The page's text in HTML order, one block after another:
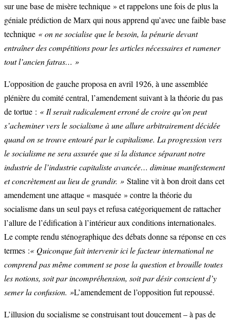
sur une base de misère technique » et rappelons une fois de plus la
géniale prédiction de Marx qui nous apprend qu’avec une faible base
technique « on ne socialise que le besoin, la pénurie devant
entraîner des compétitions pour les articles nécessaires et ramener
tout l’ancien fatras… »
L’opposition de gauche proposa en avril 1926, à une assemblée
plénière du comité central, l’amendement suivant à la théorie du pas
de tortue : « Il serait radicalement erroné de croire qu’on peut
s’acheminer vers le socialisme à une allure arbitrairement décidée
quand on se trouve entouré par le capitalisme. La progression vers
le socialisme ne sera assurée que si la distance séparant notre
industrie de l’industrie capitaliste avancée… diminue manifestement
et concrètement au lieu de grandir. » Staline vit à bon droit dans cet
amendement une attaque « masquée » contre la théorie du
socialisme dans un seul pays et refusa catégoriquement de rattacher
l’allure de l’édification à l’intérieur aux conditions internationales.
Le compte rendu sténographique des débats donne sa réponse en ces
termes :« Quiconque fait intervenir ici le facteur international ne
comprend pas même comment se pose la question et brouille toutes
les notions, soit par incompréhension, soit par désir conscient d’y
semer la confusion. »L’amendement de l’opposition fut repoussé.
L’illusion du socialisme se construisant tout doucement – à pas de